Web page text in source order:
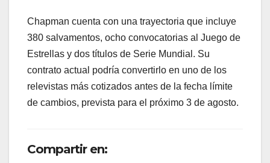
Chapman cuenta con una trayectoria que incluye
380 salvamentos, ocho convocatorias al Juego de
Estrellas y dos títulos de Serie Mundial. Su
contrato actual podría convertirlo en uno de los
relevistas más cotizados antes de la fecha límite
de cambios, prevista para el próximo 3 de agosto.
Compartir en: